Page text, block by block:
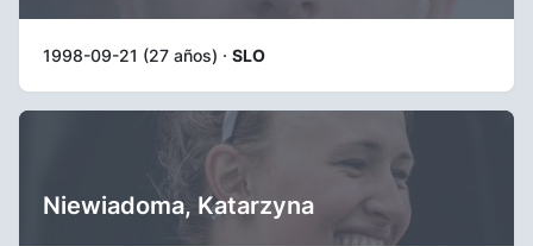
1998-09-21 (27 años) · SLO
Niewiadoma, Katarzyna